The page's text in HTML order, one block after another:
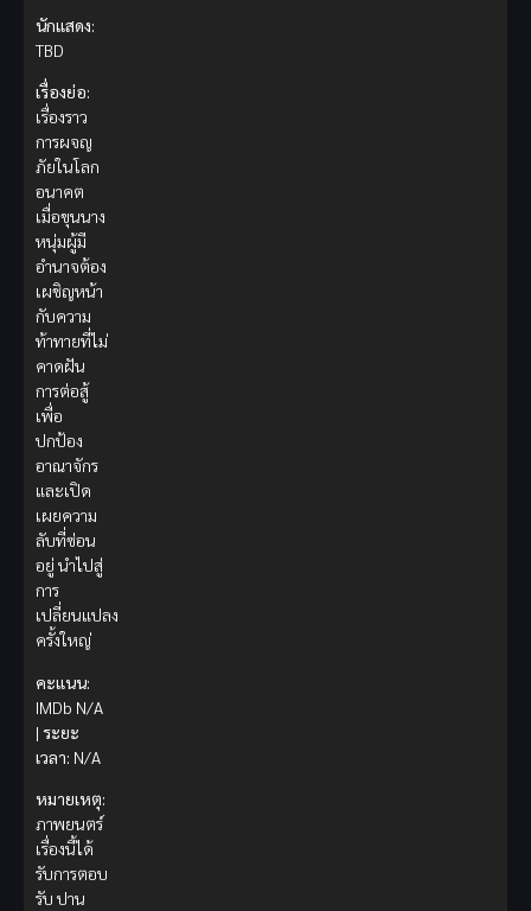
นักแสดง:
TBD
เรื่องย่อ:
เรื่องราว
การผจญ
ภัยในโลก
อนาคต
เมื่อขุนนาง
หนุ่มผู้มี
อำนาจต้อง
เผชิญหน้า
กับความ
ท้าทายที่ไม่
คาดฝัน
การต่อสู้
เพื่อ
ปกป้อง
อาณาจักร
และเปิด
เผยความ
ลับที่ซ่อน
อยู่ นำไปสู่
การ
เปลี่ยนแปลง
ครั้งใหญ่
คะแนน:
IMDb N/A
| ระยะ
เวลา: N/A
หมายเหตุ:
ภาพยนตร์
เรื่องนี้ได้
รับการตอบ
รับ ปาน